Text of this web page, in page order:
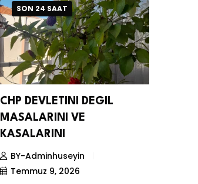
SON 24 SAAT
CHP DEVLETINI DEGIL
MASALARINI VE
KASALARINI
BY-Adminhuseyin
Temmuz 9, 2026